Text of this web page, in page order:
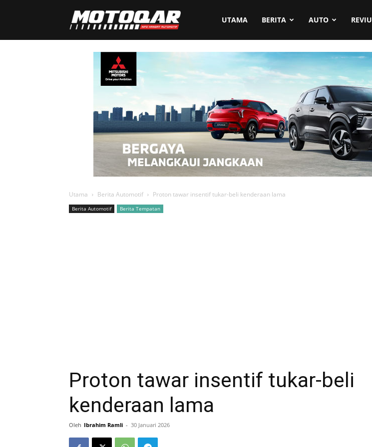
Motoqar UTAMA BERITA AUTO REVIU
Utama Berita Automotif Proton tawar insentif tukar-beli kenderaan lama
Berita Automotif Berita Tempatan
Proton tawar insentif tukar-beli
kenderaan lama
Oleh Ibrahim Ramli - 30 Januari 2026